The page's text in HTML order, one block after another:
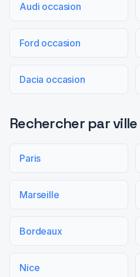
Audi occasion
Ford occasion
Dacia occasion
Rechercher par ville
Paris
Marseille
Bordeaux
Nice